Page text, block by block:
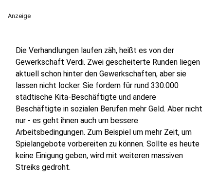
Anzeige
Die Verhandlungen laufen zäh, heißt es von der
Gewerkschaft Verdi. Zwei gescheiterte Runden liegen
aktuell schon hinter den Gewerkschaften, aber sie
lassen nicht locker. Sie fordern für rund 330.000
städtische Kita-Beschäftigte und andere
Beschäftigte in sozialen Berufen mehr Geld. Aber nicht
nur - es geht ihnen auch um bessere
Arbeitsbedingungen. Zum Beispiel um mehr Zeit, um
Spielangebote vorbereiten zu können. Sollte es heute
keine Einigung geben, wird mit weiteren massiven
Streiks gedroht.